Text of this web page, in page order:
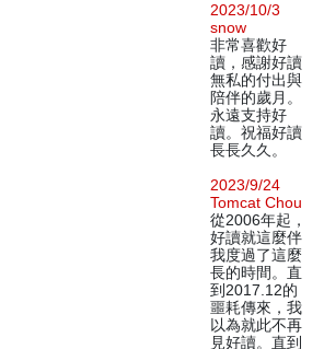
2023/10/3
snow
非常喜歡好
讀，感謝好讀
無私的付出與
陪伴的歲月。
永遠支持好
讀。祝福好讀
長長久久。
2023/9/24
Tomcat Chou
從2006年起，
好讀就這麼伴
我度過了這麼
長的時間。直
到2017.12的
噩耗傳來，我
以為就此不再
見好讀。直到